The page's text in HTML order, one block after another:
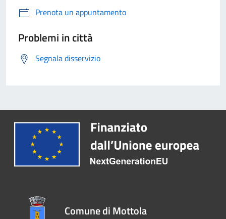
Prenota un appuntamento
Problemi in città
Segnala disservizio
Comune di Mottola